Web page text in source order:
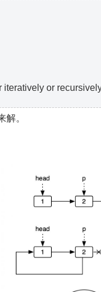
or
。